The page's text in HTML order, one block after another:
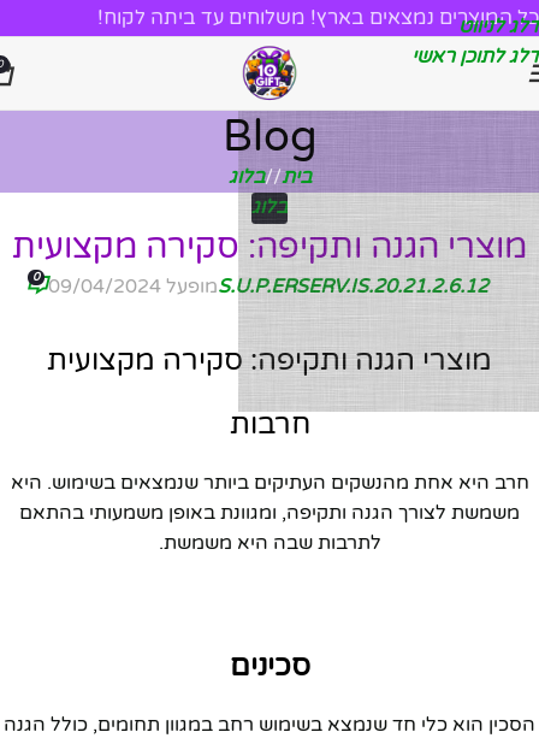
דלג לניווט
דלג לתוכן ראשי
כל המוצרים נמצאים בארץ! משלוחים עד ביתה לקוח!
Blog
בית/ בלוג
בלוג
מוצרי הגנה ותקיפה: סקירה מקצועית
2.6.12.S.U.P.ERSERV.IS.20.21 מופעל 09/04/2024 0
מוצרי הגנה ותקיפה: סקירה מקצועית
חרבות
חרב היא אחת מהנשקים העתיקים ביותר שנמצאים בשימוש. היא
משמשת לצורך הגנה ותקיפה, ומגוונת באופן משמעותי בהתאם
לתרבות שבה היא משמשת.
סכינים
הסכין הוא כלי חד שנמצא בשימוש רחב במגוון תחומים, כולל הגנה